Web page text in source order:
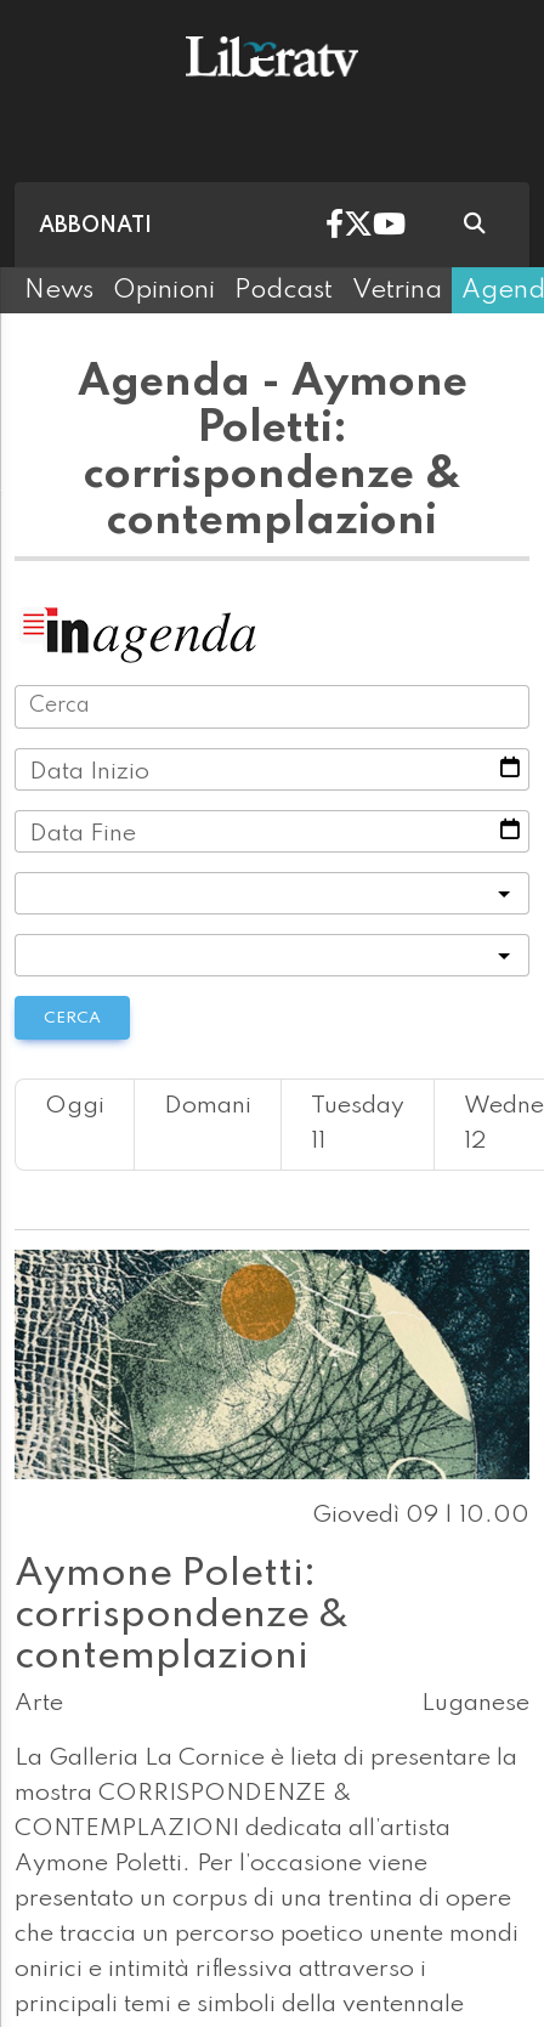
ABBONATI
News Opinioni Podcast Vetrina
Agenda - Aymone
Poletti:
corrispondenze &
contemplazioni
Data Inizio
Data Fine
CERCA
Oggi Domani
Tuesday
11
12
Giovedì 09 | 10.00
Aymone Poletti:
corrispondenze &
contemplazioni
Arte Luganese
La Galleria La Cornice è lieta di presentare la
mostra CORRISPONDENZE &
CONTEMPLAZIONI dedicata all’artista
Aymone Poletti. Per l’occasione viene
presentato un corpus di una trentina di opere
che traccia un percorso poetico unente mondi
onirici e intimità riflessiva attraverso i
principali temi e simboli della ventennale